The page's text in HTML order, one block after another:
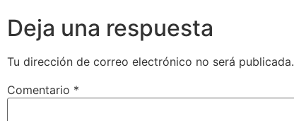
Deja una respuesta
Tu dirección de correo electrónico no será publicada.
Comentario *